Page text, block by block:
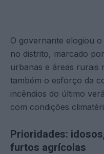
O governante elogiou
no distrito, marcado
urbanas e áreas rurais
também o esforço da
incêndios do último
com condições
Prioridades:
furtos agrícolas